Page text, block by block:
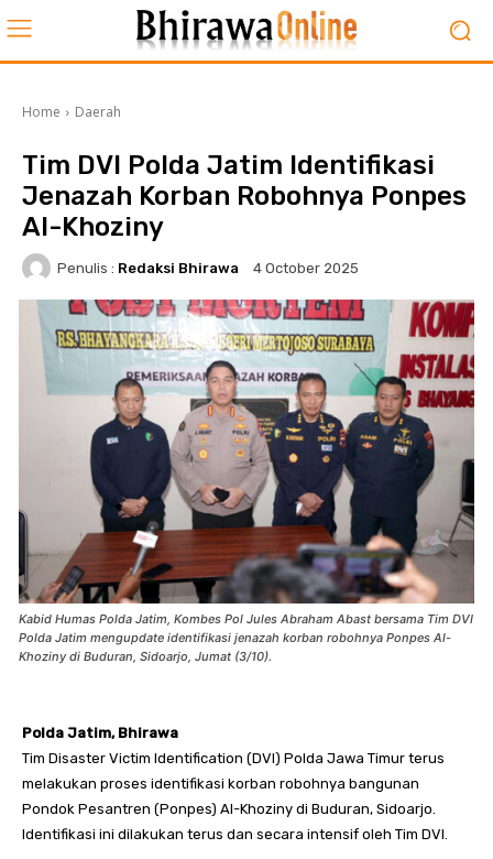
Home Daerah
Tim DVI Polda Jatim Identifikasi
Jenazah Korban Robohnya Ponpes
Al-Khoziny
Penulis : Redaksi Bhirawa 4 October 2025
Kabid Humas Polda Jatim, Kombes Pol Jules Abraham Abast bersama Tim DVI
Polda Jatim mengupdate identifikasi jenazah korban robohnya Ponpes Al-
Khoziny di Buduran, Sidoarjo, Jumat (3/10).
Polda Jatim, Bhirawa
Tim Disaster Victim Identification (DVI) Polda Jawa Timur terus
melakukan proses identifikasi korban robohnya bangunan
Pondok Pesantren (Ponpes) Al-Khoziny di Buduran, Sidoarjo.
Identifikasi ini dilakukan terus dan secara intensif oleh Tim DVI.